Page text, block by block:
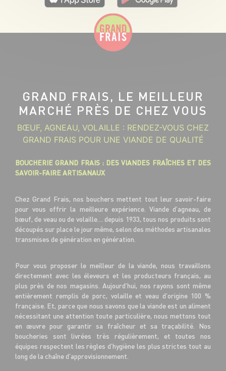
GRAND FRAIS, LE MEILLEUR
MARCHÉ PRÈS DE CHEZ VOUS
BŒUF, AGNEAU, VOLAILLE : RENDEZ-VOUS CHEZ
GRAND FRAIS POUR UNE VIANDE DE QUALITÉ
BOUCHERIE GRAND FRAIS : DES VIANDES FRAÎCHES ET DES
SAVOIR-FAIRE ARTISANAUX
Chez Grand Frais, nos bouchers mettent tout leur savoir-faire
pour vous offrir la meilleure expérience. Viande d’agneau, de
bœuf, de veau ou de volaille… depuis 1933, tous nos produits sont
découpés sur place le jour même, selon des méthodes artisanales
transmises de génération en génération.
Pour vous proposer le meilleur de la viande, nous travaillons
directement avec les éleveurs et les producteurs français, au
plus près de nos magasins. Aujourd’hui, nos rayons sont même
entièrement remplis de porc, volaille et veau d’origine 100 %
française. Et, parce que nous savons que la viande est un aliment
nécessitant une attention toute particulière, nous mettons tout
en œuvre pour garantir sa fraîcheur et sa traçabilité. Nos
boucheries sont livrées très régulièrement, et toutes nos
équipes respectent les règles d’hygiène les plus strictes tout au
long de la chaîne d’approvisionnement.